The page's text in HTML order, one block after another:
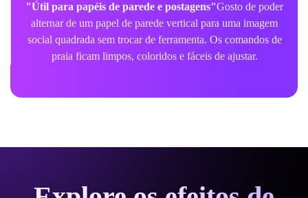
"Útil para papéis de parede e postagens"Gosto de poder
alternar de um papel de parede vertical para uma imagem
social quadrada sem trocar de ferramenta. Os comandos de
praia ficam limpos, coloridos e fáceis de ajustar.